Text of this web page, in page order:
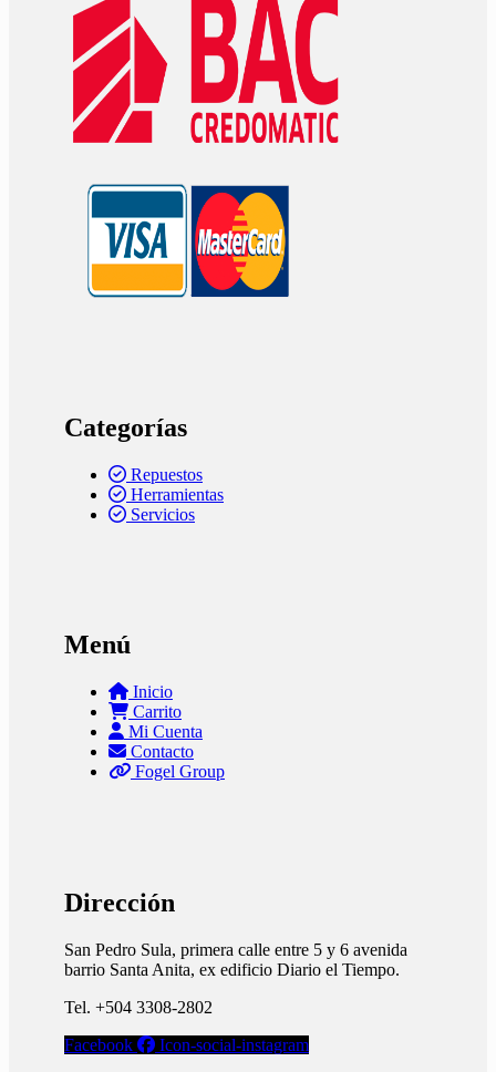
Categorías
Repuestos
Herramientas
Servicios
Menú
Inicio
Carrito
Mi Cuenta
Contacto
Fogel Group
Dirección
San Pedro Sula, primera calle entre 5 y 6 avenida
barrio Santa Anita, ex edificio Diario el Tiempo.​
Tel. +504 3308-2802
Facebook
Icon-social-instagram